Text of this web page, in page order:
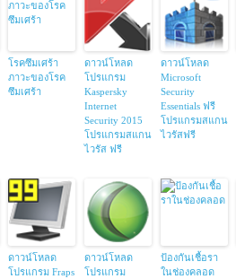
โรคซึมเศร้า
ภาวะของโรค
ซึมเศร้า
ดาวน์โหลด
โปรแกรม
Kaspersky
Internet
Security 2015
โปรแกรมสแกน
ไวรัส ฟรี
ดาวน์โหลด
Microsoft
Security
Essentials ฟรี
โปรแกรมสแกน
ไวรัสฟรี
ดาวน์โหลด
โปรแกรม Fraps
ดาวน์โหลด
โปรแกรม
ป้องกันเชื้อรา
ในช่องคลอด